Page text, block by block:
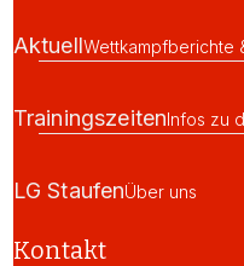
AktuellWettkampfberichte
TrainingszeitenInfos zu
LG StaufenÜber uns
Kontakt